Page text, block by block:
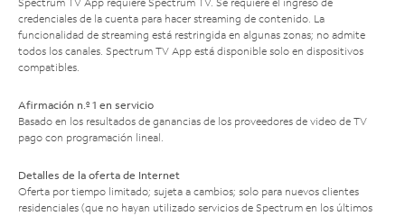
credenciales de la cuenta para hacer streaming de contenido. La
funcionalidad de streaming está restringida en algunas zonas; no admite
todos los canales. Spectrum TV App está disponible solo en dispositivos
compatibles.
Afirmación n.º 1 en servicio
Basado en los resultados de ganancias de los proveedores de video de TV
pago con programación lineal.
Detalles de la oferta de Internet
Oferta por tiempo limitado; sujeta a cambios; solo para nuevos clientes
residenciales (que no hayan utilizado servicios de Spectrum en los últimos